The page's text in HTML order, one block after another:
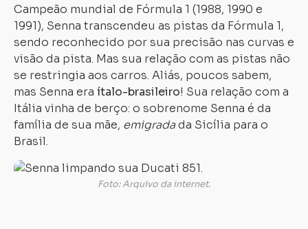
Campeão mundial de Fórmula 1 (1988, 1990 e
1991), Senna transcendeu as pistas da Fórmula 1,
sendo reconhecido por sua precisão nas curvas e
visão da pista. Mas sua relação com as pistas não
se restringia aos carros. Aliás, poucos sabem,
mas Senna era ítalo-brasileiro! Sua relação com a
Itália vinha de berço: o sobrenome Senna é da
família de sua mãe, emigradada Sicília para o
Brasil.
Foto: Arquivo da internet.